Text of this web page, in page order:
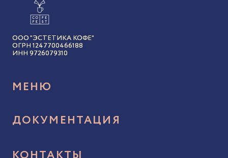
ООО "ЭСТЕТИКА КОФЕ"
ОГРН 1247700466188
ИНН 9726079310
МЕНЮ
Авторский кофе
ДОКУМЕНТАЦИЯ